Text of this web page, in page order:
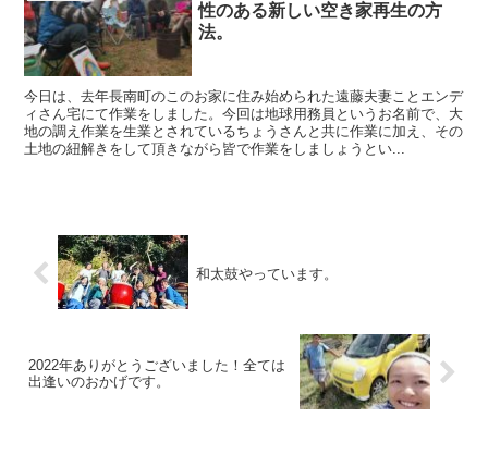
性のある新しい空き家再生の方
法。
今日は、去年長南町のこのお家に住み始められた遠藤夫妻ことエンデ
ィさん宅にて作業をしました。今回は地球用務員というお名前で、大
地の調え作業を生業とされているちょうさんと共に作業に加え、その
土地の紐解きをして頂きながら皆で作業をしましょうとい...
和太鼓やっています。
2022年ありがとうございました！全ては
出逢いのおかげです。